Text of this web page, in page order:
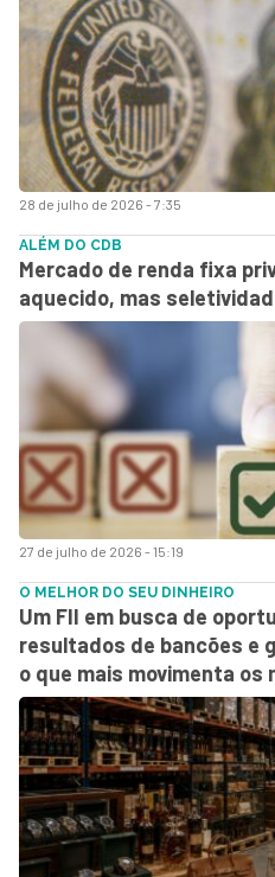
28 de julho de 2026 - 7:35
27 de julho de 2026 - 15:19
ALÉM DO CDB
Mercado de renda fixa
aquecido, mas
O MELHOR DO SEU DINHEIRO
Um FII em busca de
resultados de bancões e
o que mais movimenta os